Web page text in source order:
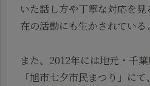
いた話し方や丁寧な対応を
在の活動にも生かされている
また、2012年には地元・千
「旭市七夕市民まつり」に